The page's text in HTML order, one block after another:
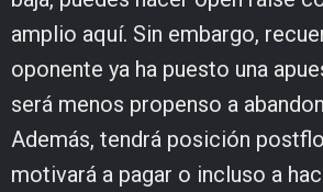
amplio aquí. Sin embargo,
oponente ya ha puesto una
será menos propenso a
Además, tendrá posición
motivará a pagar o incluso a